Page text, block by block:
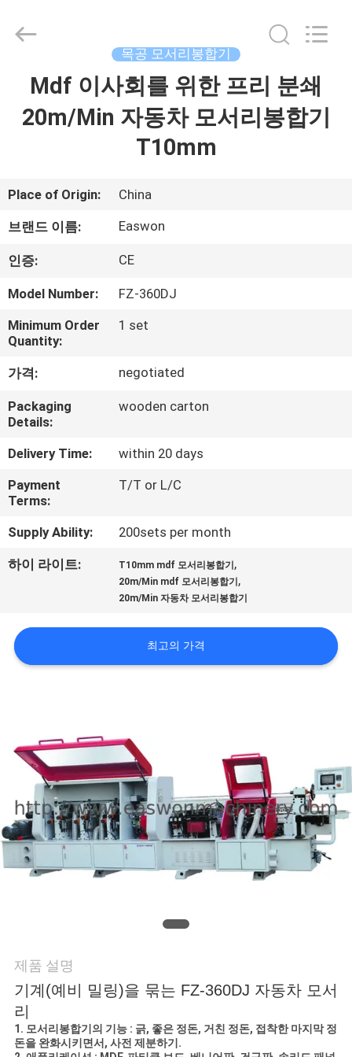
우
리
에
대
하
여
여
행
관
연
주
세
요
인
용
Ruixiang
Rights
Reserved.
목공 모서리봉합기
Mdf 이사회를 위한 프리 분쇄
20m/Min 자동차 모서리봉합기
T10mm
Place of Origin: China
브랜드 이름: Easwon
인증: CE
Model Number:
FZ-360DJ
Minimum Order
Quantity:
1 set
가격: negotiated
Packaging
Details:
wooden carton
Delivery Time:
within 20 days
Payment
Terms:
T/T or L/C
Supply Ability: 200sets per month
하이 라이트: T10mm mdf 모서리봉합기 ,
20m/Min mdf 모서리봉합기 ,
20m/Min 자동차 모서리봉합기
최고의 가격
제품 설명
기계(예비 밀링)을 묶는 FZ-360DJ 자동차 모서
리
1. 모서리봉합기의 기능 : 긁, 좋은 정돈, 거친 정돈, 접착한 마지막 정
돈을 완화시키면서, 사전 제분하기.